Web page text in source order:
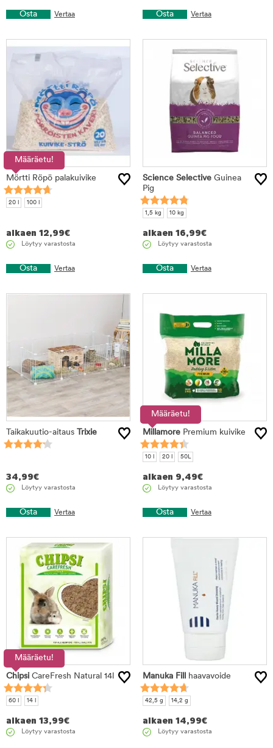
Osta Vertaa Osta Vertaa
Määräetu!
Mörtti Röpö palakuivike
20 l 100 l
alkaen 12,99€
Löytyy varastosta
Osta Vertaa
Science Selective Guinea
Pig
1,5 kg 10 kg
alkaen 16,99€
Löytyy varastosta
Osta Vertaa
Taikakuutio-aitaus Trixie
34,99€
Löytyy varastosta
Osta Vertaa
Määräetu!
Millamore Premium kuivike
10 l 20 l 50L
alkaen 9,49€
Löytyy varastosta
Osta Vertaa
Määräetu!
Chipsi CareFresh Natural 14l
60 l 14 l
alkaen 13,99€
Löytyy varastosta
Manuka Fill haavavoide
42,5 g 14,2 g
alkaen 14,99€
Löytyy varastosta